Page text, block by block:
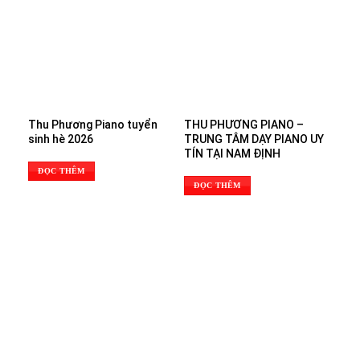
Thu Phương Piano tuyển
sinh hè 2026
ĐỌC THÊM
THU PHƯƠNG PIANO –
TRUNG TÂM DẠY PIANO UY
TÍN TẠI NAM ĐỊNH
ĐỌC THÊM